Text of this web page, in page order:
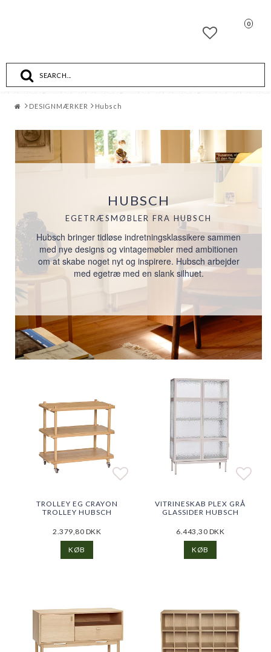
0
DESIGNMÆRKER Hubsch
HUBSCH
EGETRÆSMØBLER FRA HUBSCH
Hubsch bringer tidløse indretningsklassikere sammen
med nye designs og vintagemøbler med ambitionen
om at skabe noget nyt og inspirere. Hubsch arbejder
med egetræ med en slank silhuet.
Add to list of
Add to list of
TROLLEY EG CRAYON
TROLLEY HUBSCH
2.379,80 DKK
KØB
Add
Add
VITRINESKAB PLEX GRÅ
GLASSIDER HUBSCH
6.443,30 DKK
KØB